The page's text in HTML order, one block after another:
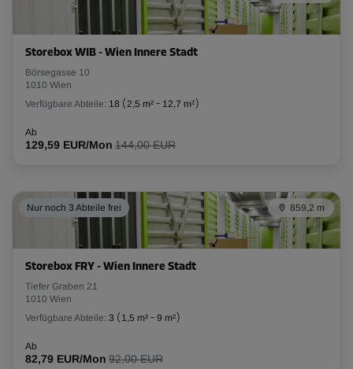
Storebox WIB - Wien Innere Stadt
Börsegasse 10
1010 Wien
Verfügbare Abteile: 18 ( 2,5 m² - 12,7 m²)
Ab
129,59 EUR/Mon 144,00 EUR
Nur noch 3 Abteile frei 859,2 m
Storebox FRY - Wien Innere Stadt
Tiefer Graben 21
1010 Wien
Verfügbare Abteile: 3 ( 1,5 m² - 9 m²)
Ab
82,79 EUR/Mon 92,00 EUR